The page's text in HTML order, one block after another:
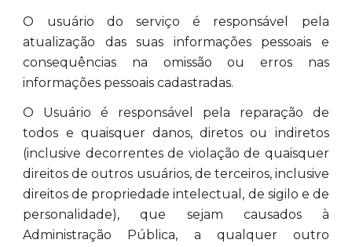
O usuário do serviço é responsável pela
atualização das suas informações pessoais e
consequências na omissão ou erros nas
informações pessoais cadastradas.
O Usuário é responsável pela reparação de
todos e quaisquer danos, diretos ou indiretos
(inclusive decorrentes de violação de quaisquer
direitos de outros usuários, de terceiros, inclusive
direitos de propriedade intelectual, de sigilo e de
personalidade), que sejam causados à
Administração Pública, a qualquer outro